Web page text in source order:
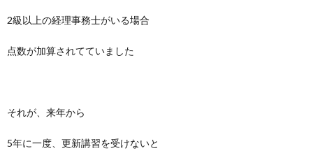
2級以上の経理事務士がいる場合
点数が加算されてていました
それが、来年から
5年に一度、更新講習を受けないと